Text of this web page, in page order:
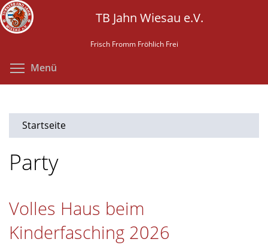
Direkt
zum
Inhalt
TB Jahn Wiesau e.V.
Frisch Fromm Fröhlich Frei
Menü
Startseite
Party
Volles Haus beim
Kinderfasching 2026